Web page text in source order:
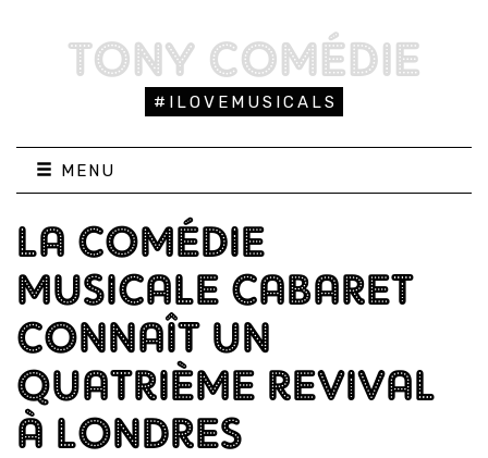
TONY COMÉDIE
#ILOVEMUSICALS
MENU
LA COMÉDIE
MUSICALE CABARET
CONNAÎT UN
QUATRIÈME REVIVAL
À LONDRES